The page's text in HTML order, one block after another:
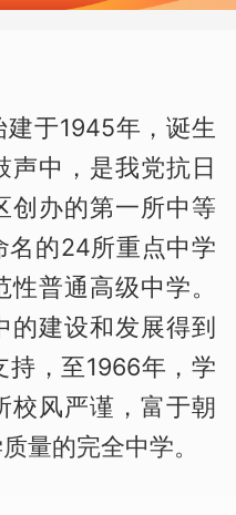
于1945年，诞生
声中，是我党抗日
创办的第一所中等
名的24所重点中学
普通高级中学。
的建设和发展得到
持，至1966年，学
校风严谨，富于朝
量的完全中学。